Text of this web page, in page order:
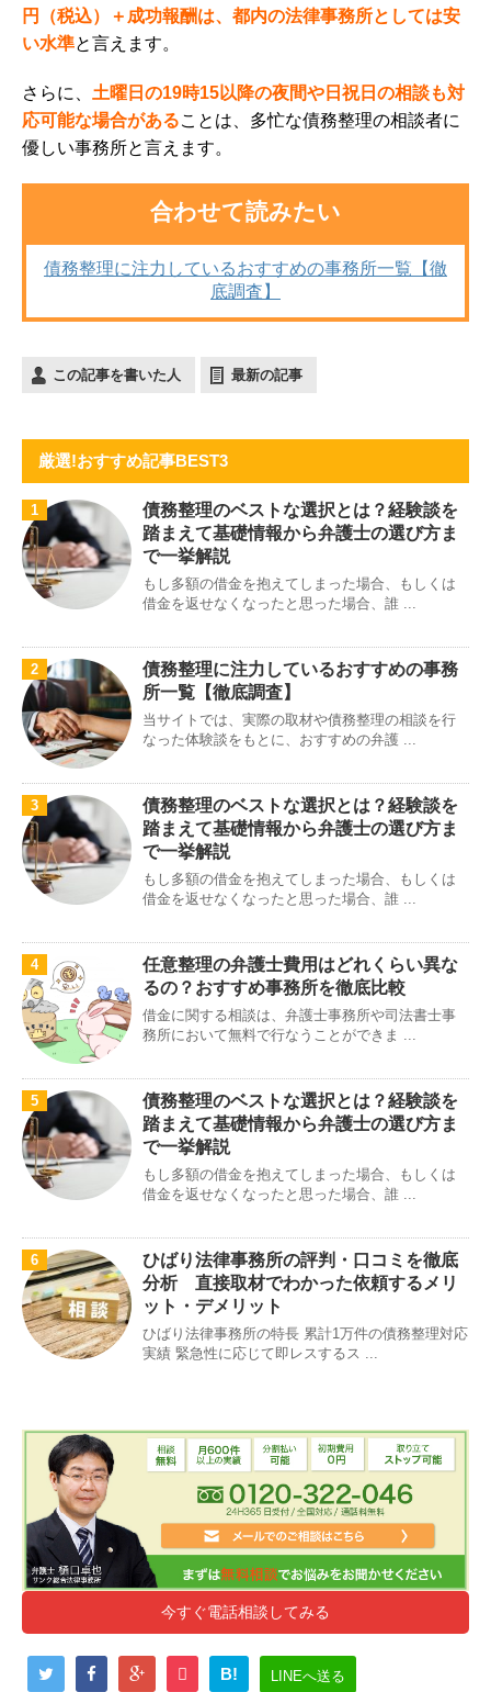
円（税込）＋成功報酬は、都内の法律事務所としては安
い水準と言えます。
さらに、 土曜日の19時15以降の夜間や日祝日の相談も対
応可能な場合があることは、多忙な債務整理の相談者に
優しい事務所と言えます。
合わせて読みたい
債務整理に注力しているおすすめの事務所一覧【徹
底調査】
この記事を書いた人 最新の記事
厳選!おすすめ記事BEST3
1
債務整理のベストな選択とは？経験談を
踏まえて基礎情報から弁護士の選び方ま
で一挙解説
もし多額の借金を抱えてしまった場合、もしくは
借金を返せなくなったと思った場合、誰 ...
2
債務整理に注力しているおすすめの事務
所一覧【徹底調査】
当サイトでは、実際の取材や債務整理の相談を行
なった体験談をもとに、おすすめの弁護 ...
3
債務整理のベストな選択とは？経験談を
踏まえて基礎情報から弁護士の選び方ま
で一挙解説
もし多額の借金を抱えてしまった場合、もしくは
借金を返せなくなったと思った場合、誰 ...
4
任意整理の弁護士費用はどれくらい異な
るの？おすすめ事務所を徹底比較
借金に関する相談は、弁護士事務所や司法書士事
務所において無料で行なうことができま ...
5
債務整理のベストな選択とは？経験談を
踏まえて基礎情報から弁護士の選び方ま
で一挙解説
もし多額の借金を抱えてしまった場合、もしくは
借金を返せなくなったと思った場合、誰 ...
6
ひばり法律事務所の評判・口コミを徹底
分析 直接取材でわかった依頼するメリ
ット・デメリット
ひばり法律事務所の特長 累計1万件の債務整理対応
実績 緊急性に応じて即レスするス ...
今すぐ電話相談してみる
B! LINEへ送る